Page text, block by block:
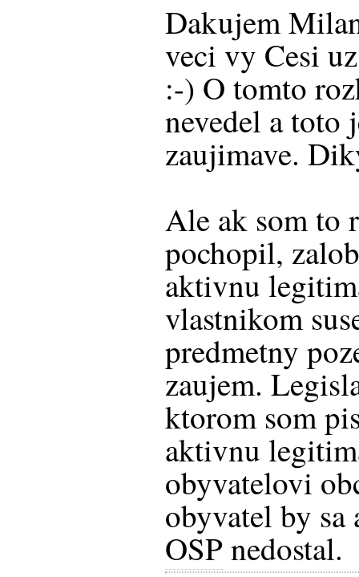
Dakujem
veci vy Cesi
:-) O tomto
nevedel a toto
zaujimave.
Ale ak som to
pochopil,
aktivnu
vlastnikom
predmetny
zaujem.
ktorom som
aktivnu
obyvatelovi
obyvatel by sa
OSPnedostal.